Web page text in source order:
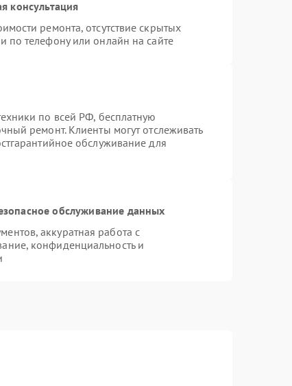
консультация
ремонта, отсутствие скрытых
по телефону или онлайн на сайте
по всей РФ, бесплатную
ремонт. Клиенты могут отслеживать
обслуживание для
обслуживание данных
аккуратная работа с
конфиденциальность и